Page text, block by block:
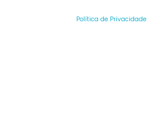
Política de Privacidade